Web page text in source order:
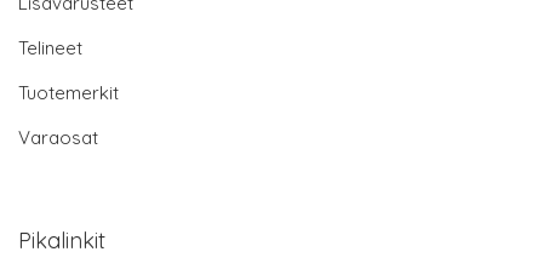
Telineet
Tuotemerkit
Varaosat
Pikalinkit